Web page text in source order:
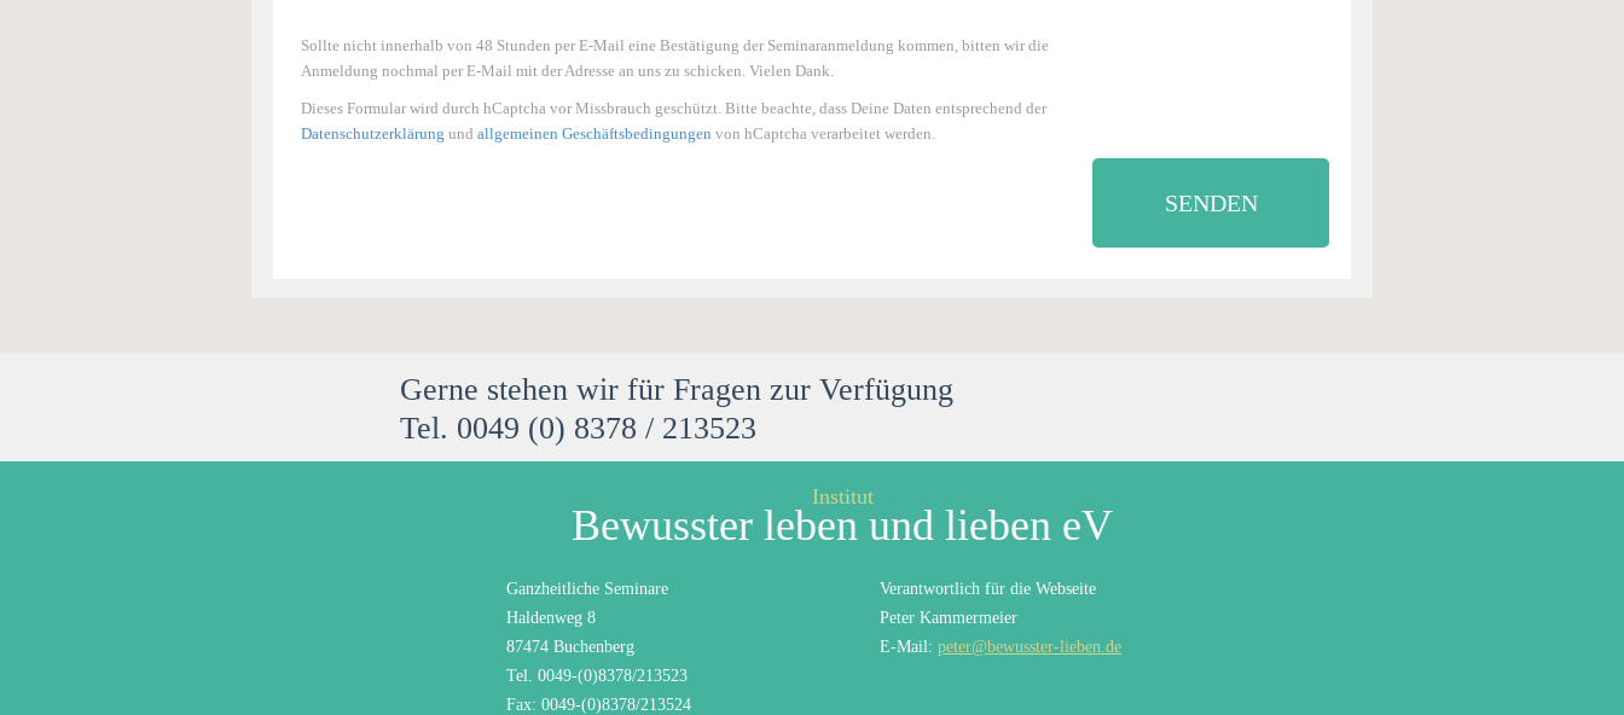
Sollte nicht innerhalb von 48 Stunden per E-Mail eine Bestätigung der Seminaranmeldung kommen, bitten wir die
Anmeldung nochmal per E-Mail mit der Adresse an uns zu schicken. Vielen Dank.
Dieses Formular wird durch hCaptcha vor Missbrauch geschützt. Bitte beachte, dass Deine Daten entsprechend der
Datenschutzerklärung und allgemeinen Geschäftsbedingungen von hCaptcha verarbeitet werden.
SENDEN
Gerne stehen wir für Fragen zur Verfügung
Tel. 0049 (0) 8378 / 213523
Institut
Bewusster leben und lieben eV
Ganzheitliche Seminare
Haldenweg 8
87474 Buchenberg
Tel. 0049-(0)8378/213523
Fax: 0049-(0)8378/213524
Verantwortlich für die Webseite
Peter Kammermeier
E-Mail: peter@bewusster-lieben.de